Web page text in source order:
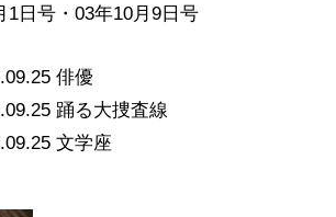
1日号・03年10月9日号
俳優
踊る大捜査線
文学座